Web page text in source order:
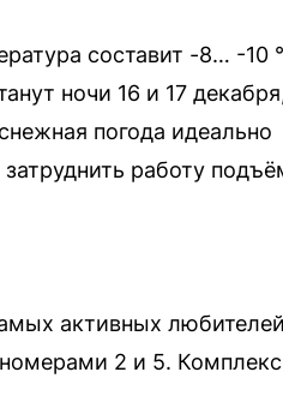
составит -8… -10
ночи 16 и 17
погода идеально
работу
активных любителей
2 и 5.